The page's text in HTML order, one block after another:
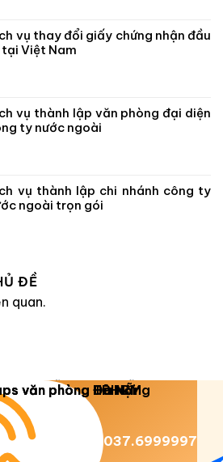
vụ thay đổi giấy chứng nhận đầu
Việt Nam
vụ thành lập văn phòng đại diện
ty nước ngoài
vụ thành lập chi nhánh công ty
ngoài trọn gói
ĐỀ
quan.
2026 © Luật Dương Gia